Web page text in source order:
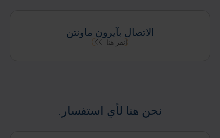
الاتصال بآيرون ماونتن
انقر هنا
نحن هنا لأي استفسار.